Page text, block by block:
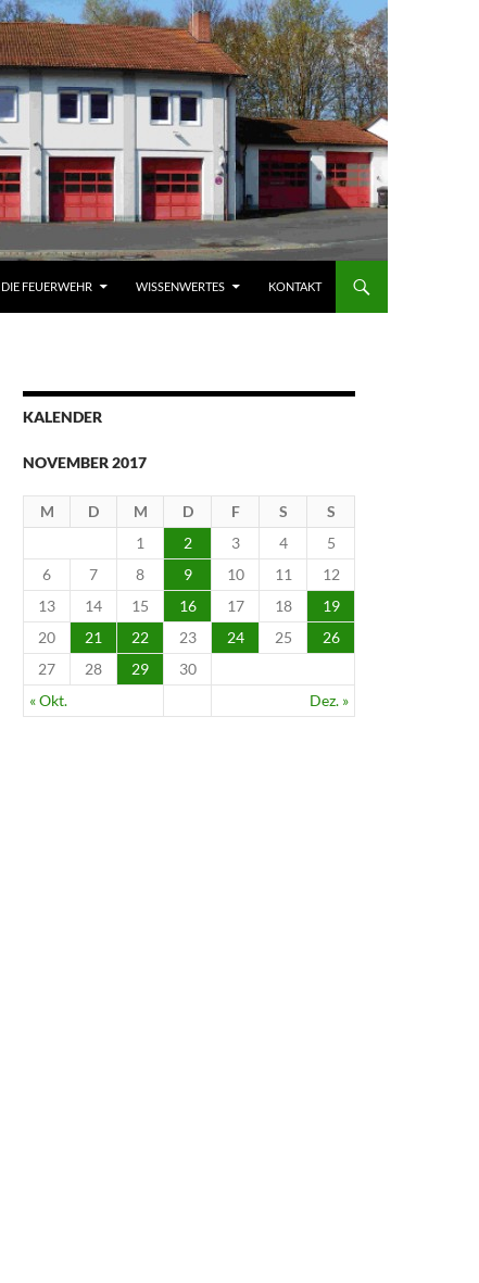
DIE FEUERWEHR WISSENWERTES KONTAKT
KALENDER
NOVEMBER 2017
M D M D F S S
« Okt. Dez. »
1 2 3 4
5
6
7 8 9 10 11
12
13
14 15 16 17 18
19
20
21 22 23 24 25
26
27
28 29 30